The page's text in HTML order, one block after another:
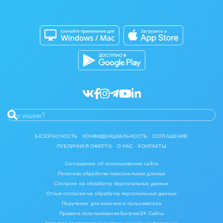
Инвестиционный бизнес
Интерьер, дизайн, декор
Консалтинговые и управленческие услуги
Мебель, лес, деревообработка
Медицина и фармацевтика
Металлургия
Кибербезопасность
Битрикс24 Маркет
Разработчикам приложений
БЕЗОПАСНОСТЬ КОНФИДЕНЦИАЛЬНОСТЬ
СОГЛАШЕНИЕ
ПУБЛИЧНАЯ ОФЕРТА
О НАС КОНТАКТЫ
Соглашение об использовании сайта
Политика обработки персональных данных
Согласие на обработку персональных данных
Отзыв согласия на обработку персональных данных
Поручение для конечного пользователя
Правила использования Битрикс24 Сайты